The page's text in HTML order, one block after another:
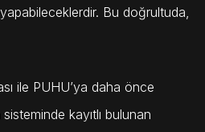
Bu doğrultuda,
ile PUHU’ya daha önce
kayıtlı bulunan